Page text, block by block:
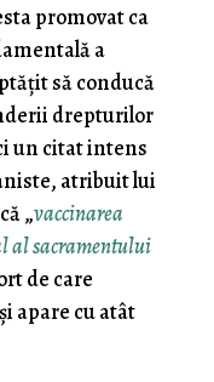
promovat ca
a
să conducă
drepturilor
un citat intens
atribuit lui
„vaccinarea
al sacramentului
de care
apare cu atât